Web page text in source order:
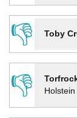
👎
Toby
👎
Holstein